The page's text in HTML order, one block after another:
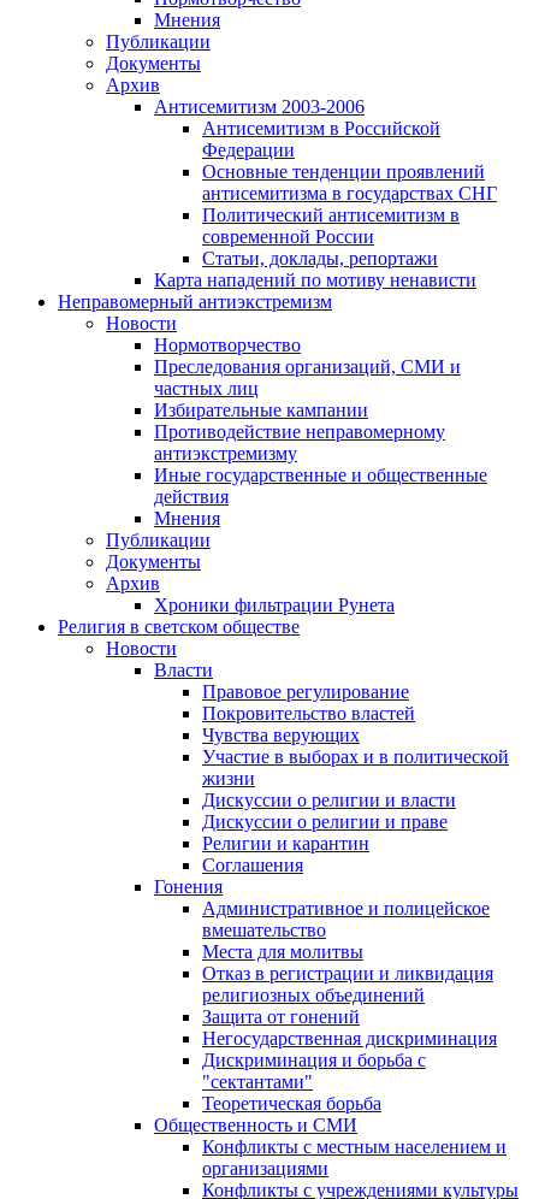
Мнения
Публикации
Документы
Архив
Антисемитизм 2003-2006
Антисемитизм в Российской
Федерации
Основные тенденции проявлений
антисемитизма в государствах СНГ
Политический антисемитизм в
современной России
Статьи, доклады, репортажи
Карта нападений по мотиву ненависти
Неправомерный антиэкстремизм
Новости
Нормотворчество
Преследования организаций, СМИ и
частных лиц
Избирательные кампании
Противодействие неправомерному
антиэкстремизму
Иные государственные и общественные
действия
Мнения
Публикации
Документы
Архив
Хроники фильтрации Рунета
Религия в светском обществе
Новости
Власти
Правовое регулирование
Покровительство властей
Чувства верующих
Участие в выборах и в политической
жизни
Дискуссии о религии и власти
Дискуссии о религии и праве
Религии и карантин
Соглашения
Гонения
Административное и полицейское
вмешательство
Места для молитвы
Отказ в регистрации и ликвидация
религиозных объединений
Защита от гонений
Негосударственная дискриминация
Дискриминация и борьба с
"сектантами"
Теоретическая борьба
Общественность и СМИ
Конфликты с местным населением и
организациями
Конфликты с учреждениями культуры